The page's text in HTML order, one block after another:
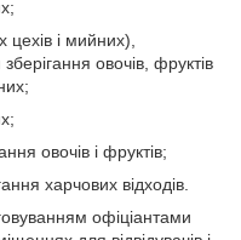
і мийних),
овочів, фруктів
овочів і фруктів;
харчових відходів.
офіціантами